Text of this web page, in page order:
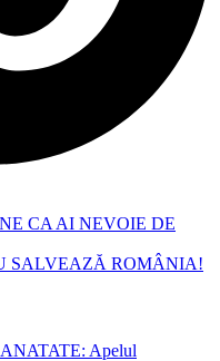
CA AI NEVOIE DE
SALVEAZĂ ROMÂNIA!